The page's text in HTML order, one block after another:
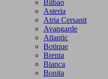
Bilbao
Asteria
Atria Cersanit
Avangarde
Atlantic
Botique
Brenta
Bianca
Bonita